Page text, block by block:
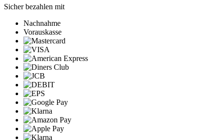
Sicher bezahlen mit
Nachnahme
Vorauskasse